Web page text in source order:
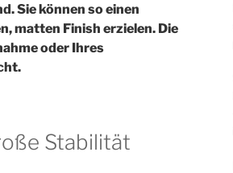
Sie können so einen
matten Finish erzielen. Die
oder Ihres
Stabilität